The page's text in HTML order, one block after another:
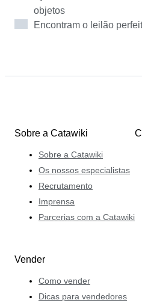
análise cuidadosa de
no comprador, combinando
objetos
Encontram o leilão
Sobre a Catawiki
Sobre a Catawiki
Os nossos especialistas
Recrutamento
Imprensa
Parcerias com a Catawiki
Vender
Como vender
Dicas para vendedores